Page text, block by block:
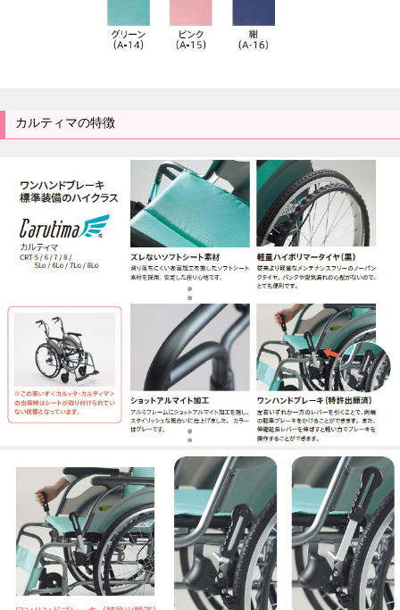
カルティマの特徴